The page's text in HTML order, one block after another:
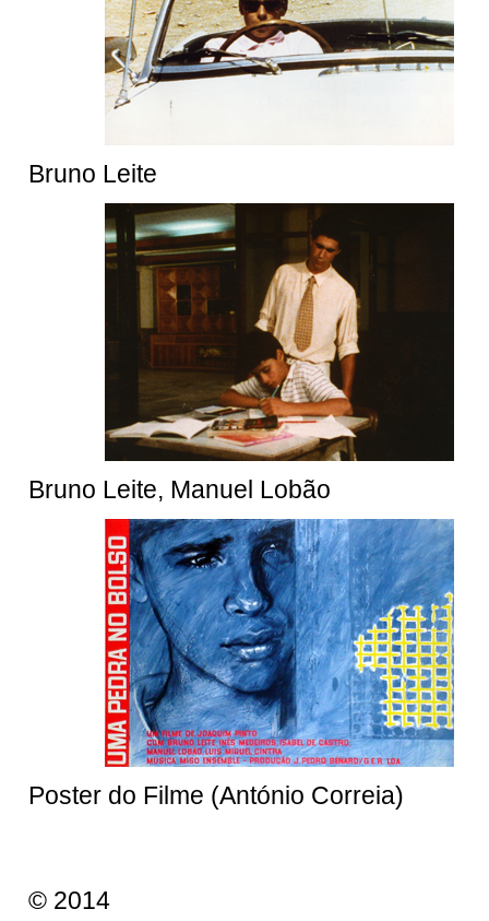
Bruno Leite
Bruno Leite, Manuel Lobão
Poster do Filme (António Correia)
© 2014